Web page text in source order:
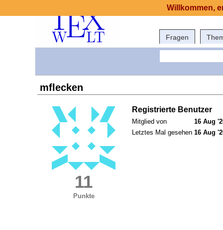
Fragen
mflecken
11
Punkte
Registrierte Benutzer
Mitglied von
16 Aug
Letztes Mal gesehen 16 Aug
Willkommen,